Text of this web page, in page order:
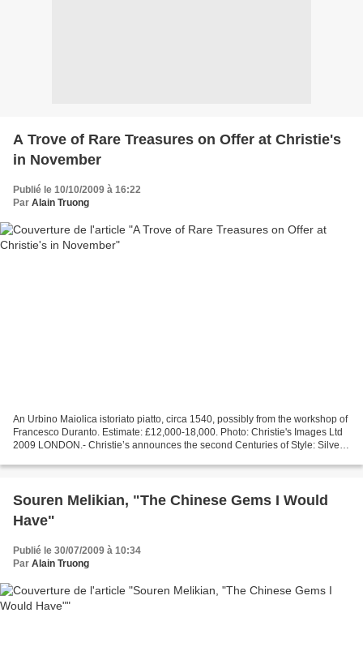
A Trove of Rare Treasures on Offer at Christie's
in November
Publié le 10/10/2009 à 16:22
Par Alain Truong
An Urbino Maiolica istoriato piatto, circa 1540, possibly from the workshop of
Francesco Duranto. Estimate: £12,000-18,000. Photo: Christie's Images Ltd
2009 LONDON.- Christie’s announces the second Centuries of Style: Silver,
Souren Melikian, "The Chinese Gems I Would
Have"
Publié le 30/07/2009 à 10:34
Par Alain Truong